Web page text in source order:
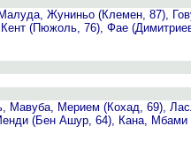
Жуниньо (Клемен, 87),
(Пюжоль, 76), Фае
Мерием (Кохад, 69),
(Бен Ашур, 64), Кана, Мбами